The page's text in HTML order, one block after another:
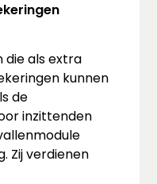
die als extra
kunnen
de
inzittenden
Zij verdienen